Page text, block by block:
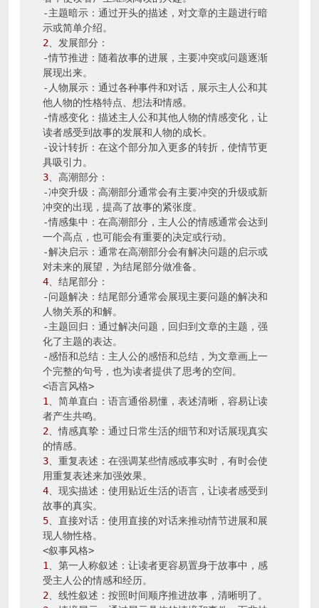
-主题暗示：通过开头的描述，对文章的主题进行暗
2 、发展部分：
-情节推进：随着故事的进展，主要冲突或问题逐渐
展现出来。
-人物展示：通过各种事件和对话，展示主人公和其
他人物的性格特点、想法和情感。
-情感变化：描述主人公和其他人物的情感变化，让
读者感受到故事的发展和人物的成长。
-设计转折：在这个部分加入更多的转折，使情节更
3 、高潮部分：
-冲突升级：高潮部分通常会有主要冲突的升级或新
冲突的出现，提高了故事的紧张度。
-情感集中：在高潮部分，主人公的情感通常会达到
一个高点，也可能会有重要的决定或行动。
-解决启示：通常在高潮部分会有解决问题的启示或
4 、结尾部分：
-问题解决：结尾部分通常会展现主要问题的解决和
人物关系的和解。
-主题回归：通过解决问题，回归到文章的主题，强
化了主题的表达。
-感悟和总结：主人公的感悟和总结，为文章画上一
个完整的句号，也为读者提供了思考的空间。
1
、简单直白：语言通俗易懂，表述清晰，容易让读
2 、情感真挚：通过日常生活的细节和对话展现真实
3 、重复表述：在强调某些情感或事实时，有时会使
4 、现实描述：使用贴近生活的语言，让读者感受到
5 、直接对话：使用直接的对话来推动情节进展和展
现人物性格。
1
、第一人称叙述：让读者更容易置身于故事中，感
2